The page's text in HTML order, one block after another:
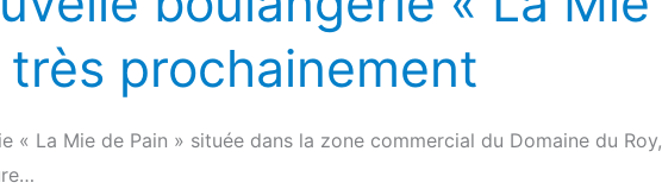
très prochainement
« La Mie de Pain » située dans la zone commercial du Domaine du